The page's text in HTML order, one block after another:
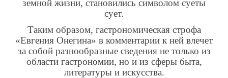
земной жизни, становились символом суеты
сует.
Таким образом, гастрономическая строфа
«Евгения Онегина» в комментарии к ней влечет
за собой разнообразные сведения не только из
области гастрономии, но и из сферы быта,
литературы и искусства.